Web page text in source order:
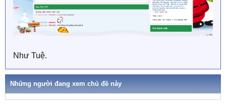
Như Tuệ.
Những người đang xem chủ đề này